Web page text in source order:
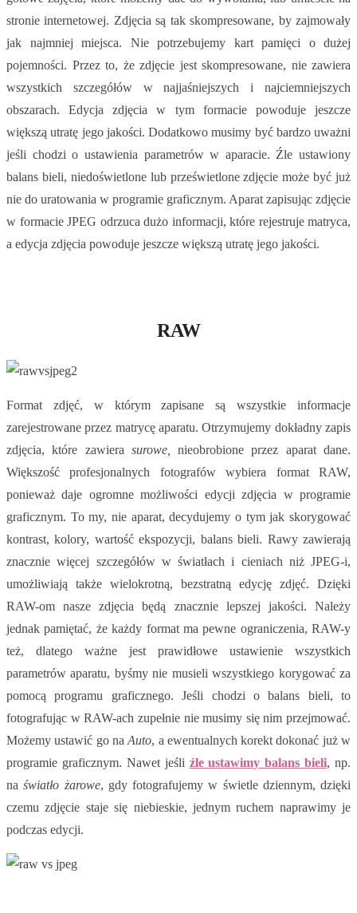
stronie internetowej. Zdjęcia są tak skompresowane, by zajmowały
jak najmniej miejsca. Nie potrzebujemy kart pamięci o dużej
pojemności. Przez to, że zdjęcie jest skompresowane, nie zawiera
wszystkich szczegółów w najjaśniejszych i najciemniejszych
obszarach. Edycja zdjęcia w tym formacie powoduje jeszcze
większą utratę jego jakości. Dodatkowo musimy być bardzo uważni
jeśli chodzi o ustawienia parametrów w aparacie. Źle ustawiony
balans bieli, niedoświetlone lub prześwietlone zdjęcie może być już
nie do uratowania w programie graficznym. Aparat zapisując zdjęcie
w formacie JPEG odrzuca dużo informacji, które rejestruje matryca,
a edycja zdjęcia powoduje jeszcze większą utratę jego jakości.
RAW
Format zdjęć, w którym zapisane są wszystkie informacje
zarejestrowane przez matrycę aparatu. Otrzymujemy dokładny zapis
zdjęcia, które zawiera surowe,
nieobrobione przez aparat dane.
Większość profesjonalnych fotografów wybiera format RAW,
ponieważ daje ogromne możliwości edycji zdjęcia w programie
graficznym. To my, nie aparat, decydujemy o tym jak skorygować
kontrast, kolory, wartość ekspozycji, balans bieli. Rawy zawierają
znacznie więcej szczegółów w światłach i cieniach niż JPEG-i,
umożliwiają także wielokrotną, bezstratną edycję zdjęć. Dzięki
RAW-om nasze zdjęcia będą znacznie lepszej jakości. Należy
jednak pamiętać, że każdy format ma pewne ograniczenia, RAW-y
też, dlatego ważne jest prawidłowe ustawienie wszystkich
parametrów aparatu, byśmy nie musieli wszystkiego korygować za
pomocą programu graficznego. Jeśli chodzi o balans bieli, to
fotografując w RAW-ach zupełnie nie musimy się nim przejmować.
Możemy ustawić go naAuto, a ewentualnych korekt dokonać już w
programie graficznym. Nawet jeśli źle ustawimy balans bieli, np.
naświatło żarowe, gdy fotografujemy w świetle dziennym, dzięki
czemu zdjęcie staje się niebieskie, jednym ruchem naprawimy je
podczas edycji.